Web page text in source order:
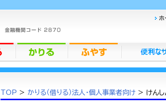
TOP > かりる（借りる）法人・個人事業者向け > けんし